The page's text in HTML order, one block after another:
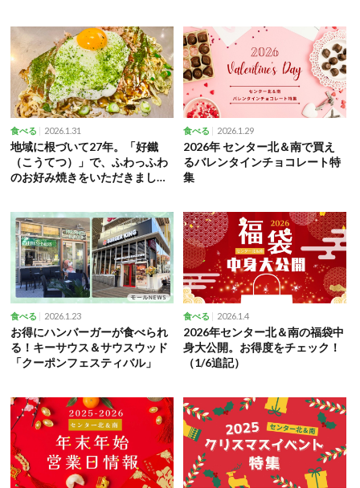
食べる 2026.1.31
地域に根づいて27年。「好鐵
（こうてつ）」で、ふわっふわ
のお好み焼きをいただきまし
食べる 2026.1.29
2026年 センター北＆南で買え
るバレンタインチョコレート特
集
食べる 2026.1.23
お得にハンバーガーが食べられ
る！キーサウス＆サウスウッド
「クーポンフェスティバル」
食べる 2026.1.4
2026年センター北＆南の福袋中
身大公開。お得度をチェック！
（1/6追記）